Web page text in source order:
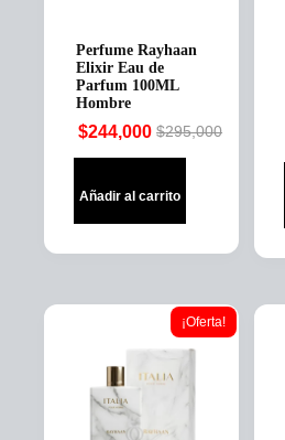
Perfume Rayhaan
Elixir Eau de
Parfum 100ML
Hombre
$295,000
Original
was:
$244,000
Current
is:
Añadir al carrito
¡Oferta!